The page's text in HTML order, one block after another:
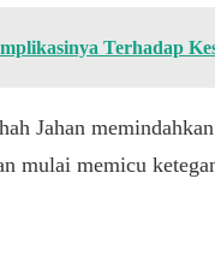
Terhadap
Jahan
mulai memicu